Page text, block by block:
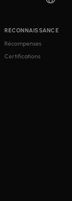
RECONNAISSANCE
Récompenses
Certifications